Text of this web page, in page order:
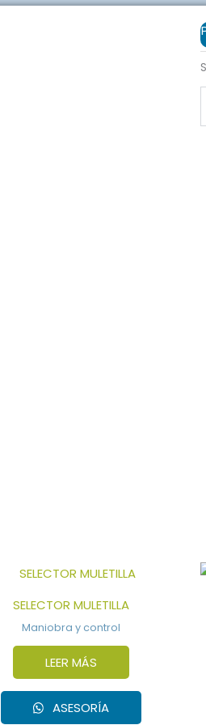
SELECTOR MULETILLA
Maniobra y control
LEER MÁS
ASESORÍA